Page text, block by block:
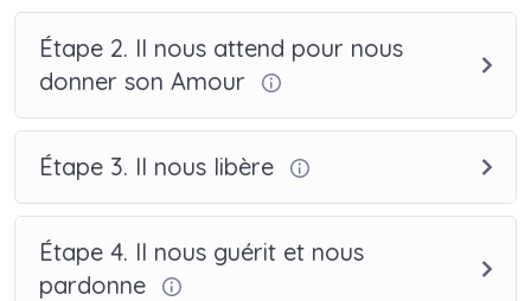
Étape 2. Il nous attend pour nous
donner son Amour
Étape 3. Il nous libère
Étape 4. Il nous guérit et nous
pardonne